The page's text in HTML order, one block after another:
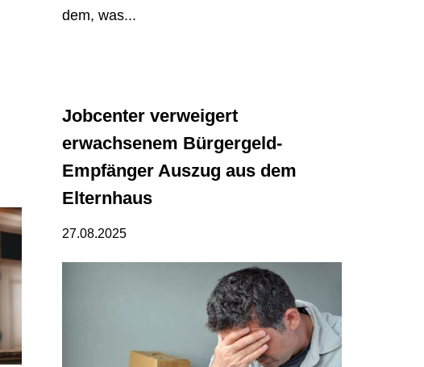
dem, was...
Jobcenter verweigert
erwachsenem Bürgergeld-
Empfänger Auszug aus dem
Elternhaus
27.08.2025